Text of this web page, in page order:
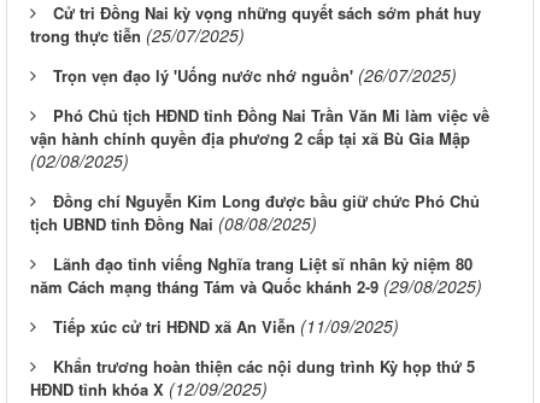
Cử tri Đồng Nai kỳ vọng những quyết sách sớm phát huy
trong thực tiễn (25/07/2025)
Trọn vẹn đạo lý 'Uống nước nhớ nguồn' (26/07/2025)
Phó Chủ tịch HĐND tỉnh Đồng Nai Trần Văn Mi làm việc về
vận hành chính quyền địa phương 2 cấp tại xã Bù Gia Mập
(02/08/2025)
Đồng chí Nguyễn Kim Long được bầu giữ chức Phó Chủ
tịch UBND tỉnh Đồng Nai (08/08/2025)
Lãnh đạo tỉnh viếng Nghĩa trang Liệt sĩ nhân kỷ niệm 80
năm Cách mạng tháng Tám và Quốc khánh 2-9 (29/08/2025)
Tiếp xúc cử tri HĐND xã An Viễn (11/09/2025)
Khẩn trương hoàn thiện các nội dung trình Kỳ họp thứ 5
HĐND tỉnh khóa X (12/09/2025)